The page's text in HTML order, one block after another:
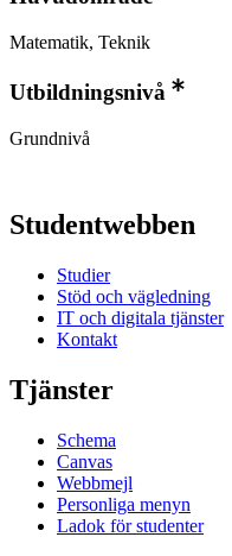
Matematik, Teknik
Utbildningsnivå
Grundnivå
Studentwebben
Studier
Stöd och vägledning
IT och digitala tjänster
Kontakt
Tjänster
Schema
Canvas
Webbmejl
Personliga menyn
Ladok för studenter